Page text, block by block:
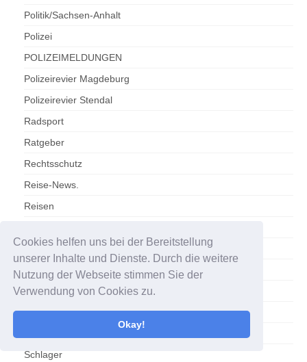
Cookies helfen uns bei der Bereitstellung
unserer Inhalte und Dienste. Durch die weitere
Nutzung der Webseite stimmen Sie der
Verwendung von Cookies zu.
Okay!
Politik/Sachsen-Anhalt
Polizei
POLIZEIMELDUNGEN
Polizeirevier Magdeburg
Polizeirevier Stendal
Radsport
Ratgeber
Rechtsschutz
Reise-News.
Reisen
Reisewetter
Sachsen-Anhalt
Sachsen-Anhalt/Gesundheit
Salzlandkreis
Schlager